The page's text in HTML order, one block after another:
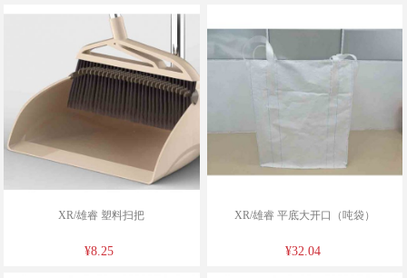
XR/雄睿 塑料扫把
¥8.25
XR/雄睿 平底大开口（吨袋）
¥32.04